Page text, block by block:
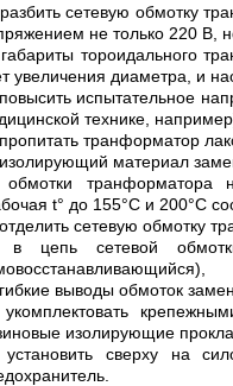
разбить сетевую обмотку
не только 220 В,
габариты тороидального
увеличения диаметра, и
повысить испытательное
технике,
пропитать транформатор
изолирующий материал
обмотки транформатора
t° до 155°С и 200°С
отделить сетевую обмотку
в цепь сетевой
гибкие выводы обмоток
укомплектовать
изолирующие
установить сверху на